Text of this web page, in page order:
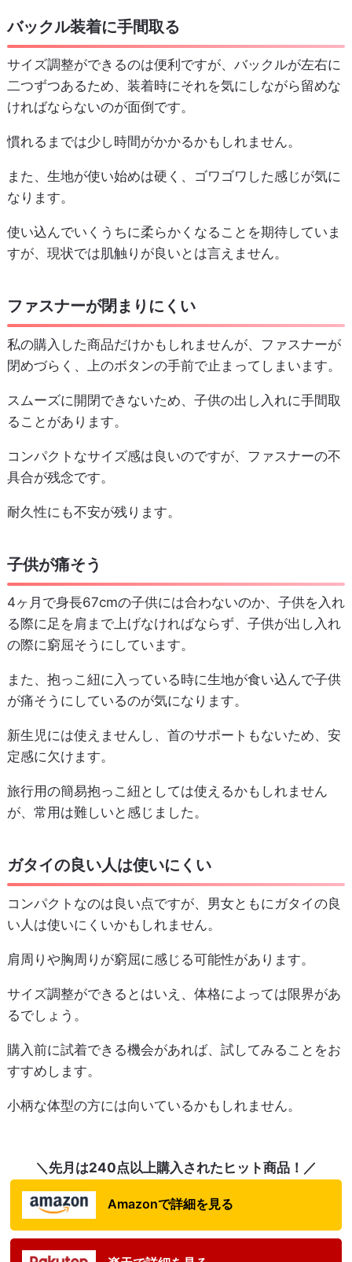
バックル装着に手間取る
サイズ調整ができるのは便利ですが、バックルが左右に
二つずつあるため、装着時にそれを気にしながら留めな
ければならないのが面倒です。
慣れるまでは少し時間がかかるかもしれません。
また、生地が使い始めは硬く、ゴワゴワした感じが気に
なります。
使い込んでいくうちに柔らかくなることを期待していま
すが、現状では肌触りが良いとは言えません。
ファスナーが閉まりにくい
私の購入した商品だけかもしれませんが、ファスナーが
閉めづらく、上のボタンの手前で止まってしまいます。
スムーズに開閉できないため、子供の出し入れに手間取
ることがあります。
コンパクトなサイズ感は良いのですが、ファスナーの不
具合が残念です。
耐久性にも不安が残ります。
子供が痛そう
4ヶ月で身長67cmの子供には合わないのか、子供を入れ
る際に足を肩まで上げなければならず、子供が出し入れ
の際に窮屈そうにしています。
また、抱っこ紐に入っている時に生地が食い込んで子供
が痛そうにしているのが気になります。
新生児には使えませんし、首のサポートもないため、安
定感に欠けます。
旅行用の簡易抱っこ紐としては使えるかもしれません
が、常用は難しいと感じました。
ガタイの良い人は使いにくい
コンパクトなのは良い点ですが、男女ともにガタイの良
い人は使いにくいかもしれません。
肩周りや胸周りが窮屈に感じる可能性があります。
サイズ調整ができるとはいえ、体格によっては限界があ
るでしょう。
購入前に試着できる機会があれば、試してみることをお
すすめします。
小柄な体型の方には向いているかもしれません。
＼先月は240点以上購入されたヒット商品！／
Amazonで詳細を見る